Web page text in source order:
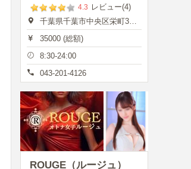
4.3 レビュー(4)
千葉県千葉市中央区栄町35-7
35000 (総額)
8:30-24:00
043-201-4126
ROUGE（ルージュ）